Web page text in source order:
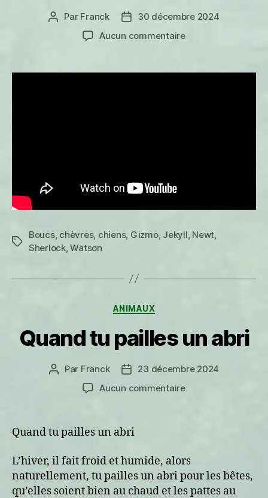
Auteur
Par Franck
Date30 décembre 2024
Aucun commentairesur
Étiquettes
Boucs, chèvres, chiens, Gizmo, Jekyll, Newt,
Sherlock,Watson
Catégories
ANIMAUX
Quand tu pailles un abri
Auteur
Par Franck
Date23 décembre 2024
Aucun commentairesur
Quand tu pailles un abri
L’hiver, il fait froid et humide, alors
naturellement, tu pailles un abri pour les bêtes,
qu’elles soient bien au chaud et les pattes au